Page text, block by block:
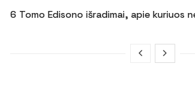
6 Tomo Edisono išradimai, apie kuriuos